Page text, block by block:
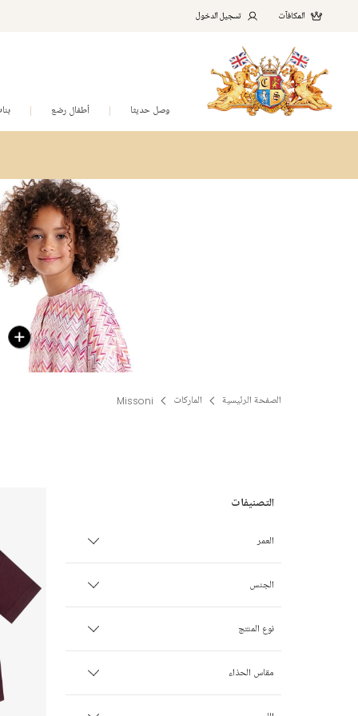
المكافآت تسجيل الدخول
وصل حديثا أطفال رضع
الصفحة الرئيسية الماركات Missoni
العمر
الأطفال الخدج
0 شهر
3 أشهر
الجنس
ولـد
بنت
نوع المنتج
ليقنز
مقاس الحذاء